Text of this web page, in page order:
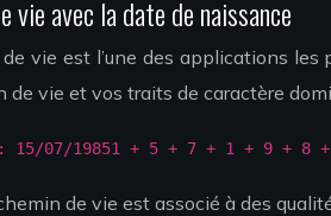
vie avec la date de naissance
vie est l’une des applications
de vie et vos traits de caractère
15/07/19851 + 5 + 7 + 1 + 9 + 8
de vie est associé à des